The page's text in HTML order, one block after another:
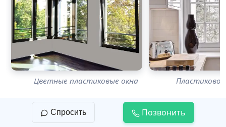
Цветные пластиковые окна Пластиковое
Спросить Позвонить